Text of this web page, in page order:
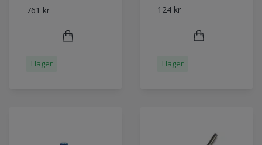
761 kr
I lager
124 kr
I lager